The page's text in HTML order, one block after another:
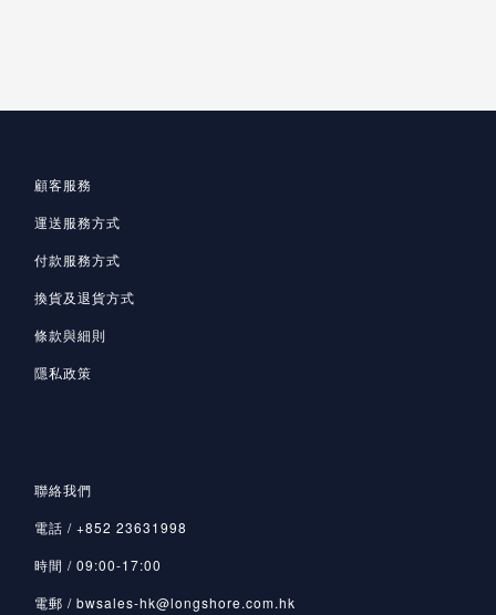
顧客服務
運送服務方式
付款服務方式
換貨及退貨方式
條款與細則
隱私政策
聯絡我們
電話 / +852 23631998
時間 / 09:00-17:00
電郵 / bwsales-hk@longshore.com.hk